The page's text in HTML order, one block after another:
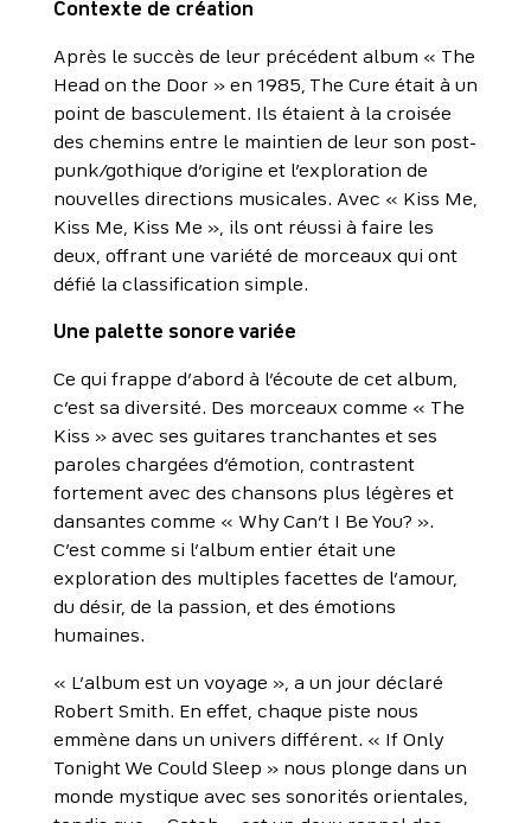
Contexte de création
Après le succès de leur précédent album « The
Head on the Door » en 1985, The Cure était à un
point de basculement. Ils étaient à la croisée
des chemins entre le maintien de leur son post-
punk/gothique d’origine et l’exploration de
nouvelles directions musicales. Avec « Kiss Me,
Kiss Me, Kiss Me », ils ont réussi à faire les
deux, offrant une variété de morceaux qui ont
défié la classification simple.
Une palette sonore variée
Ce qui frappe d’abord à l’écoute de cet album,
c’est sa diversité. Des morceaux comme « The
Kiss » avec ses guitares tranchantes et ses
paroles chargées d’émotion, contrastent
fortement avec des chansons plus légères et
dansantes comme « Why Can’t I Be You? ».
C’est comme si l’album entier était une
exploration des multiples facettes de l’amour,
du désir, de la passion, et des émotions
humaines.
« L’album est un voyage », a un jour déclaré
Robert Smith. En effet, chaque piste nous
emmène dans un univers différent. « If Only
Tonight We Could Sleep » nous plonge dans un
monde mystique avec ses sonorités orientales,